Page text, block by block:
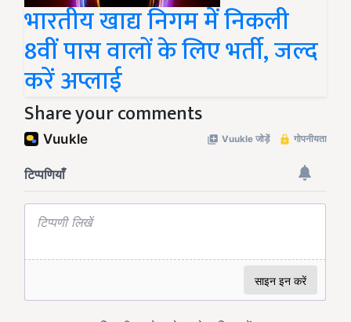
भारतीय खाद्य निगम में निकली
8वीं पास वालों के लिए भर्ती, जल्द
करें अप्लाई
Share your comments